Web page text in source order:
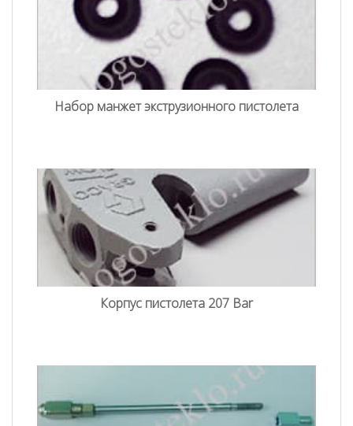
Набор манжет экструзионного пистолета
Корпус пистолета 207 Bar